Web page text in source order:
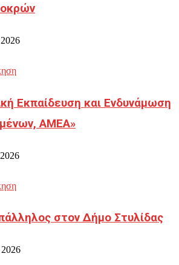
2026
Εκπαίδευση και Ενδυνάμωση
ΑΜΕΑ»
στον Δήμο Στυλίδας